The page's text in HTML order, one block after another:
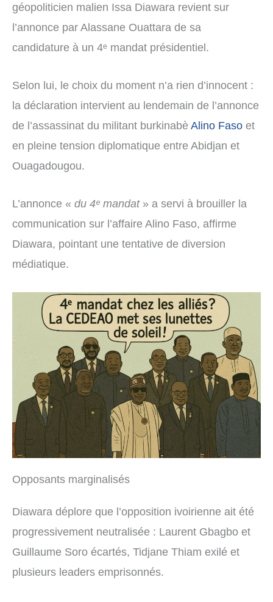
géopoliticien malien Issa Diawara revient sur
l’annonce par Alassane Ouattara de sa
candidature à un 4ᵉ mandat présidentiel.
Selon lui, le choix du moment n’a rien d’innocent :
la déclaration intervient au lendemain de l’annonce
de l’assassinat du militant burkinabèAlino Faso et
en pleine tension diplomatique entre Abidjan et
Ouagadougou.
L’annonce « du 4ᵉ mandat» a servi à brouiller la
communication sur l’affaire Alino Faso, affirme
Diawara, pointant une tentative de diversion
médiatique.
Opposants marginalisés
Diawara déplore que l’opposition ivoirienne ait été
progressivement neutralisée : Laurent Gbagbo et
Guillaume Soro écartés, Tidjane Thiam exilé et
plusieurs leaders emprisonnés.